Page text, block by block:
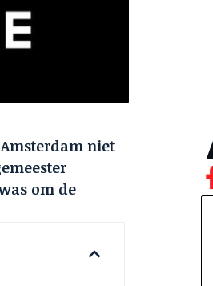
niet
om de